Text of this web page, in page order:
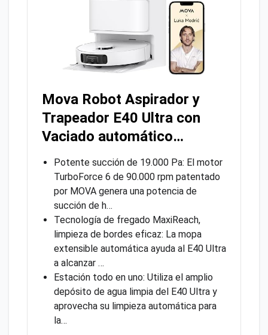
Mova Robot Aspirador y
Trapeador E40 Ultra con
Vaciado automático…
Potente succión de 19.000 Pa: El motor
TurboForce 6 de 90.000 rpm patentado
por MOVA genera una potencia de
succión de h…
Tecnología de fregado MaxiReach,
limpieza de bordes eficaz: La mopa
extensible automática ayuda al E40 Ultra
a alcanzar …
Estación todo en uno: Utiliza el amplio
depósito de agua limpia del E40 Ultra y
aprovecha su limpieza automática para
la…